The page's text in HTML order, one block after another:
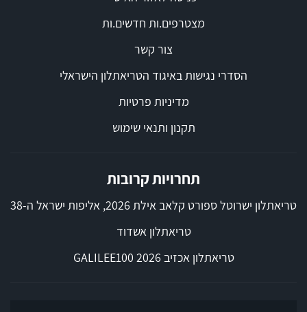
מצטרפים.ות חדשים.ות
צור קשר
הסדרי נגישות באיגוד הטריאתלון הישראלי
מדיניות פרטיות
תקנון ותנאי שימוש
תחרויות קרובות
טריאתלון ישרוטל ספורט קלאב אילת 2026, אליפות ישראל ה-38
טריאתלון אשדוד
טריאתלון אכזיב 2026 GALILEE100